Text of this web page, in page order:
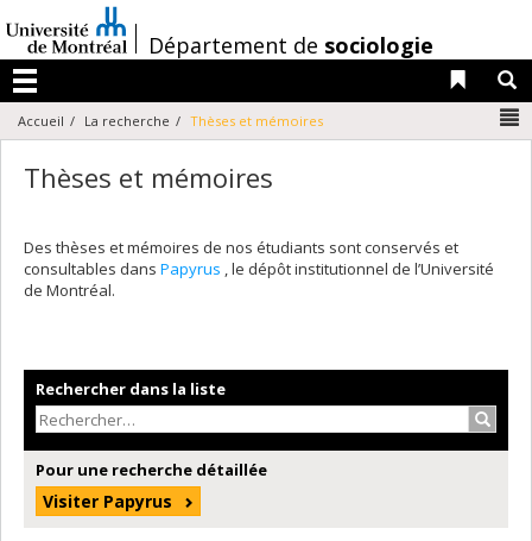
au
contenu
/Département de sociologie
Menu
Liens
Accueil La recherche Thèses et mémoires
Thèses et mémoires
Des thèses et mémoires de nos étudiants sont conservés et
consultables dans Papyrus , le dépôt institutionnel de l’Université
de Montréal.
Rechercher dans la liste
Pour une recherche détaillée
Visiter Papyrus